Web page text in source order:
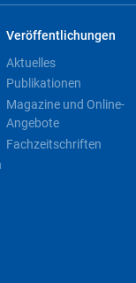
Veröffentlichungen
Aktuelles
Publikationen
Magazine und Online-
Angebote
Fachzeitschriften